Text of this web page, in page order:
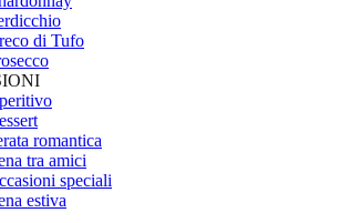
di Tufo
romantica
tra amici
speciali
estiva